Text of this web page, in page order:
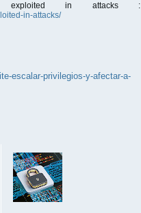
exploited in attacks :
in-attacks/
escalar-privilegios-y-afectar-a-